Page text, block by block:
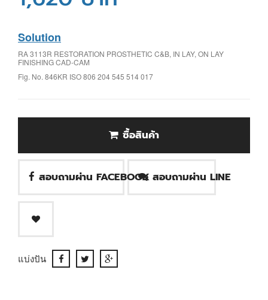
Solution
RA 3113R RESTORATION PROSTHETIC C&B, IN LAY, ON LAY
FINISHING CAD-CAM
Fig. No. 846KR ISO 806 204 545 514 017
ซื้อสินค้า
สอบถามผ่าน FACEBOOK สอบถามผ่าน LINE
แบ่งปัน